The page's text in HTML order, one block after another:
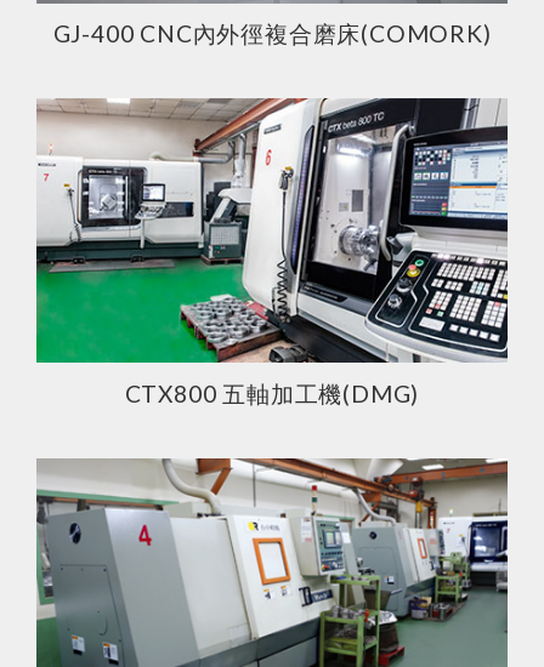
GJ-400 CNC內外徑複合磨床(COMORK)
CTX800 五軸加工機(DMG)